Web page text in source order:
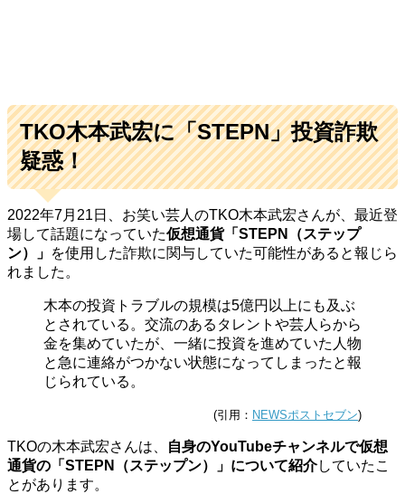
TKO木本武宏に「STEPN」投資詐欺
疑惑！
2022年7月21日、お笑い芸人のTKO木本武宏さんが、最近登
場して話題になっていた仮想通貨「STEPN（ステップ
ン）」 を使用した詐欺に関与していた可能性があると報じら
れました。
木本の投資トラブルの規模は5億円以上にも及ぶ
とされている。交流のあるタレントや芸人らから
金を集めていたが、一緒に投資を進めていた人物
と急に連絡がつかない状態になってしまったと報
じられている。
(引用： NEWSポストセブン)
TKOの木本武宏さんは、
自身のYouTubeチャンネルで仮想
通貨の「STEPN（ステップン）」について紹介していたこ
とがあります。